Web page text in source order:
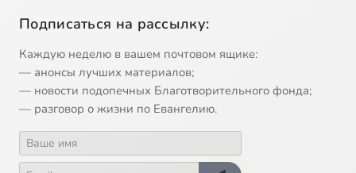
Подписаться на рассылку:
Каждую неделю в вашем почтовом ящике:
— анонсы лучших материалов;
— новости подопечных Благотворительного фонда;
— разговор о жизни по Евангелию.